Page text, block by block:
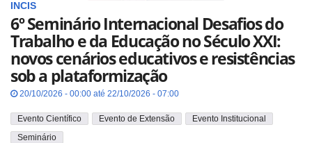
INCIS
6º Seminário Internacional Desafios do
Trabalho e da Educação no Século XXI:
novos cenários educativos e resistências
sob a plataformização
20/10/2026 - 00:00 até 22/10/2026 - 07:00
Evento Científico Evento de Extensão
Evento Institucional
Seminário